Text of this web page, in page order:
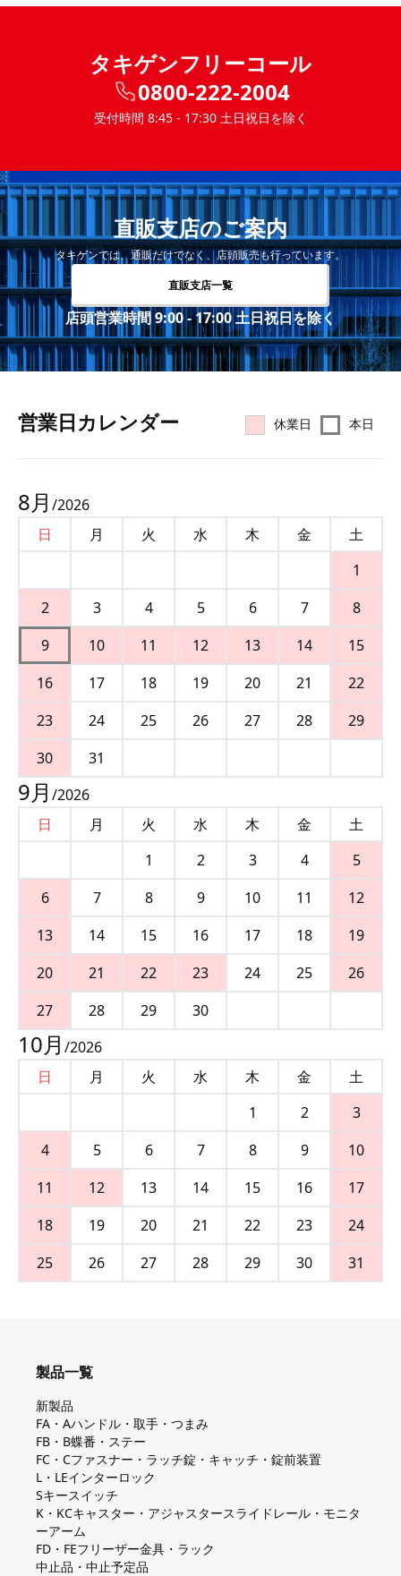
タキゲンフリーコール
0800-222-2004
受付時間 8:45 - 17:30 土日祝日を除く
直販支店のご案内
タキゲンでは、通販だけでなく、店頭販売も行っています。
直販支店一覧
店頭営業時間 9:00 - 17:00 土日祝日を除く
営業⽇カレンダー 休業日 本日
8月 /2026
日
月 火 水 木 金
土
1
2
3 4 5 6 7
8
9
10 11 12 13 14
15
16
17 18 19 20 21
22
23
24 25 26 27 28
29
30
31
9月 /2026
日
月 火 水 木 金
土
1
2 3 4
5
6
7 8 9 10 11
12
13
14 15 16 17 18
19
20
21 22 23 24 25
26
27
28 29 30
10月 /2026
日
月 火 水 木 金
土
1
2
3
4
5 6 7 8 9
10
11
12 13 14 15 16
17
18
19 20 21 22 23
24
25
26 27 28 29 30 31
製品一覧
新製品
FA・Aハンドル・取手・つまみ
FB・B蝶番・ステー
FC・Cファスナー・ラッチ錠・キャッチ・錠前装置
L・LEインターロック
Sキースイッチ
K・KCキャスター・アジャスタースライドレール・モニタ
ーアーム
FD・FEフリーザー金具・ラック
中止品・中止予定品